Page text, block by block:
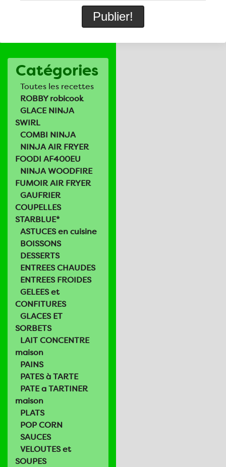
Catégories
Toutes les recettes
ROBBY robicook
GLACE NINJA
SWIRL
COMBI NINJA
NINJA AIR FRYER
FOODI AF400EU
NINJA WOODFIRE
FUMOIR AIR FRYER
GAUFRIER
COUPELLES
STARBLUE*
ASTUCES en cuisine
BOISSONS
DESSERTS
ENTREES CHAUDES
ENTREES FROIDES
GELEES et
CONFITURES
GLACES ET
SORBETS
LAIT CONCENTRE
maison
PAINS
PATES à TARTE
PATE a TARTINER
maison
PLATS
POP CORN
SAUCES
VELOUTES et
SOUPES